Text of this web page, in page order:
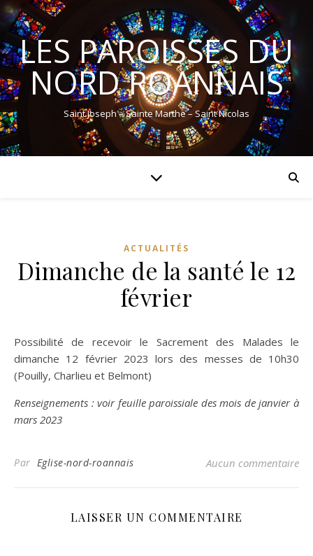
LES PAROISSES DU
NORD ROANNAIS
Saint Joseph – Sainte Marthe – Saint Nicolas
ACTUALITÉS
Dimanche de la santé le 12
février
Possibilité de recevoir le Sacrement des Malades le
dimanche 12 février 2023 lors des messes de 10h30
(Pouilly, Charlieu et Belmont)
Renseignements : voir feuille paroissiale des mois de janvier à
mars 2023
Par Eglise-nord-roannais Aucun commentaire
LAISSER UN COMMENTAIRE